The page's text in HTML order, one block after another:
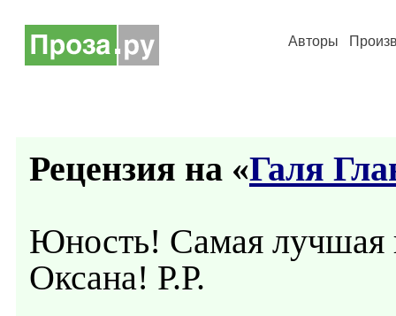
Авторы
Рецензия на «Галя
Юность! Самая лучшая
Оксана! Р.Р.